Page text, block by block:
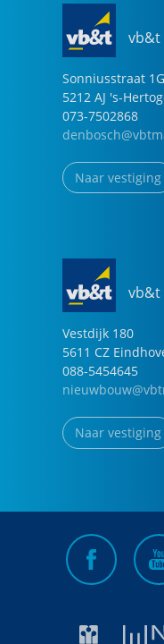
vb&t
Sonniusstraat 1G
5212 AJ 's-
073-7502868
Naar vestiging
vb&t
Vestdijk 180
5611 CZ
088-5454645
Naar vestiging